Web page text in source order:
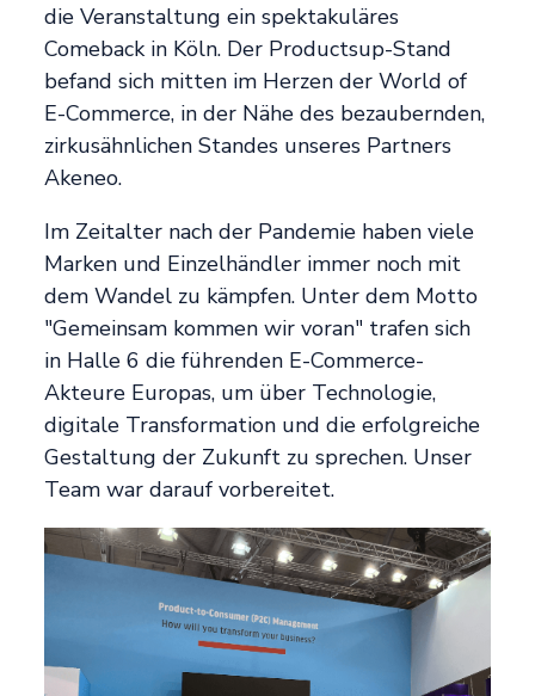
die Veranstaltung ein spektakuläres
Comeback in Köln. Der Productsup-Stand
befand sich mitten im Herzen der World of
E-Commerce, in der Nähe des bezaubernden,
zirkusähnlichen Standes unseres Partners
Akeneo.
Im Zeitalter nach der Pandemie haben viele
Marken und Einzelhändler immer noch mit
dem Wandel zu kämpfen. Unter dem Motto
"Gemeinsam kommen wir voran" trafen sich
in Halle 6 die führenden E-Commerce-
Akteure Europas, um über Technologie,
digitale Transformation und die erfolgreiche
Gestaltung der Zukunft zu sprechen. Unser
Team war darauf vorbereitet.